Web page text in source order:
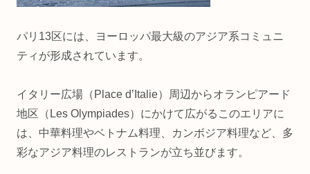
パリ13区には、ヨーロッパ最大級のアジア系コミュニ
ティが形成されています。
イタリー広場（Place d’Italie）周辺からオランピアード
地区（Les Olympiades）にかけて広がるこのエリアに
は、中華料理やベトナム料理、カンボジア料理など、多
彩なアジア料理のレストランが立ち並びます。